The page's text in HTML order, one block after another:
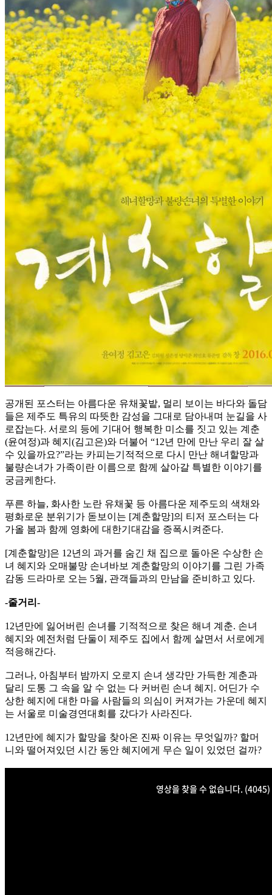
공개된 포스터는 아름다운 유채꽃밭, 멀리 보이는 바다와 돌담
들은 제주도 특유의 따뜻한 감성을 그대로 담아내며 눈길을 사
로잡는다. 서로의 등에 기대어 행복한 미소를 짓고 있는 계춘
(윤여정)과 혜지(김고은)와 더불어 “12년 만에 만난 우리 잘 살
수 있을까요?”라는 카피는기적적으로 다시 만난 해녀할망과
불량손녀가 가족이란 이름으로 함께 살아갈 특별한 이야기를
궁금케한다.
푸른 하늘, 화사한 노란 유채꽃 등 아름다운 제주도의 색채와
평화로운 분위기가 돋보이는 [계춘할망]의 티저 포스터는 다
가올 봄과 함께 영화에 대한기대감을 증폭시켜준다.
[계춘할망]은 12년의 과거를 숨긴 채 집으로 돌아온 수상한 손
녀 혜지와 오매불망 손녀바보 계춘할망의 이야기를 그린 가족
감동 드라마로 오는 5월, 관객들과의 만남을 준비하고 있다.
-줄거리-
12년만에 잃어버린 손녀를 기적적으로 찾은 해녀 계춘. 손녀
혜지와 예전처럼 단둘이 제주도 집에서 함께 살면서 서로에게
적응해간다.
그러나, 아침부터 밤까지 오로지 손녀 생각만 가득한 계춘과
달리 도통 그 속을 알 수 없는 다 커버린 손녀 혜지. 어딘가 수
상한 혜지에 대한 마을 사람들의 의심이 커져가는 가운데 혜지
는 서울로 미술경연대회를 갔다가 사라진다.
12년만에 혜지가 할망을 찾아온 진짜 이유는 무엇일까? 할머
니와 떨어져있던 시간 동안 혜지에게 무슨 일이 있었던 걸까?